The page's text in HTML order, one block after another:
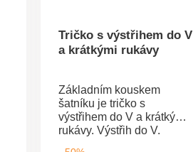
Tričko s výstřihem do V
a krátkými rukávy
Základním kouskem
šatníku je tričko s
výstřihem do V a krátkými
rukávy. Výstřih do V.